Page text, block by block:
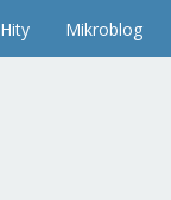
Hity Mikroblog